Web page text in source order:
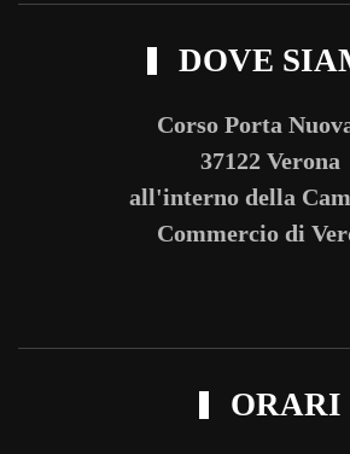
DOVE
Corso Porta
37122 Verona
all'interno della
Commercio di
ORARI